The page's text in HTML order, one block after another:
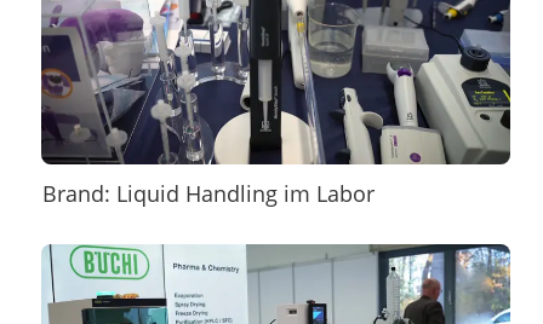
Brand: Liquid Handling im Labor